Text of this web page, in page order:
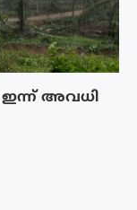
ഇന്ന് അവധി